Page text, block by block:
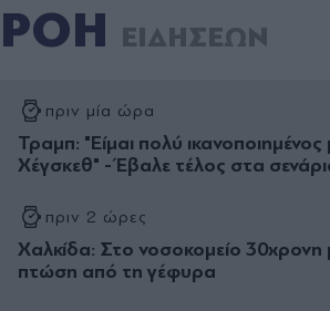
ΡΟΗ ΕΙΔΗΣΕΩΝ
πριν μία ώρα
Τραμπ: "Είμαι πολύ ικανοποιημένος
Χέγσκεθ" - Έβαλε τέλος στα
πριν 2 ώρες
Χαλκίδα: Στο νοσοκομείο 30χρονη
πτώση από τη γέφυρα